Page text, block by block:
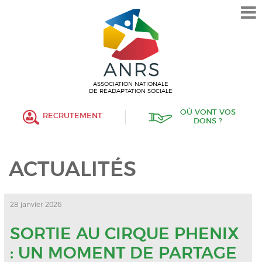
L’ASSOCIATION
HISTORIQUE
VALEURS ET ENGAGEMENT
ASSOCIATIF
FONCTIONNEMENT
POLITIQUE RH
PROTECTION DE L’ENFANCE
INSERTION
ASSOCIATION NATIONALE
DE RÉADAPTATION SOCIALE
RECRUTEMENT
OÙ VONT VOS
DONS ?
ACTUALITÉS
28 janvier 2026
SORTIE AU CIRQUE PHENIX
: UN MOMENT DE PARTAGE